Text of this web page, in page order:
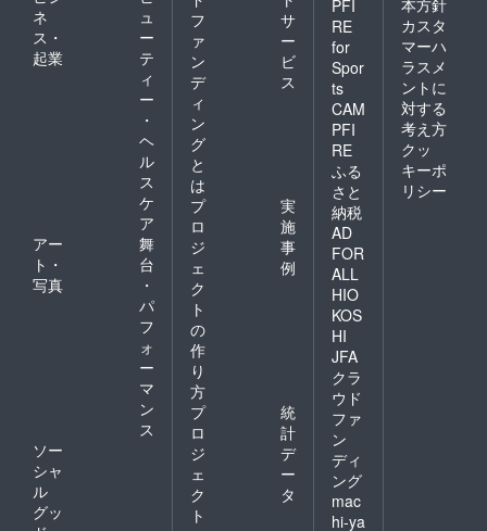
ネ
ス・
起業
ュ
ー
テ
ィ
ー
・
ヘ
ル
ス
ケ
ア
アー
ト・
写真
舞
台
・
パ
フ
ォ
ー
マ
ン
ス
ソー
シャ
ル
グッ
フ
ァ
ン
デ
ィ
ン
グ
と
は
サ
ー
ビ
ス
プ
ロ
ジ
ェ
ク
ト
の
作
り
方
実
施
事
例
プ
ロ
ジ
ェ
ク
ト
統
計
デ
ー
タ
PFI
RE
for
Spor
ts
CAM
PFI
RE
ふる
さと
納税
AD
FOR
ALL
HIO
KOS
HI
JFA
クラ
ウド
ファ
ン
ディ
ング
mac
hi-ya
カスタ
マーハ
ラスメ
ントに
対する
考え方
クッ
キーポ
リシー